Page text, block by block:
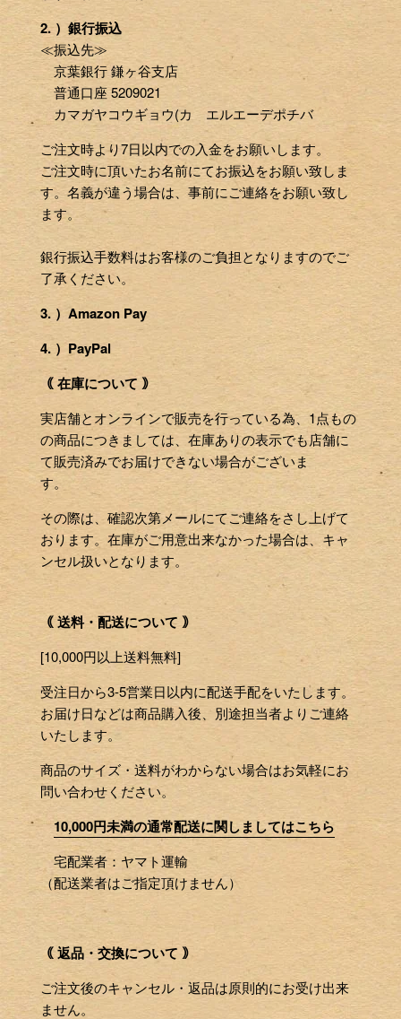
2. ）銀行振込
≪振込先≫
京葉銀行 鎌ヶ谷支店
普通口座 5209021
カマガヤコウギョウ(カ エルエーデポチバ
ご注文時より7日以内での入金をお願いします。
ご注文時に頂いたお名前にてお振込をお願い致しま
す。名義が違う場合は、事前にご連絡をお願い致し
ます。
銀行振込手数料はお客様のご負担となりますのでご
了承ください。
3. ）Amazon Pay
4. ）PayPal
｟ 在庫について ｠
実店舗とオンラインで販売を行っている為、1点もの
の商品につきましては、在庫ありの表示でも店舗に
て販売済みでお届けできない場合がございま
す。
その際は、確認次第メールにてご連絡をさし上げて
おります。在庫がご用意出来なかった場合は、キャ
ンセル扱いとなります。
｟ 送料・配送について ｠
[10,000円以上送料無料]
受注日から3-5営業日以内に配送手配をいたします。
お届け日などは商品購入後、別途担当者よりご連絡
いたします。
商品のサイズ・送料がわからない場合はお気軽にお
問い合わせください。
10,000円未満の通常配送に関しましてはこちら
宅配業者：ヤマト運輸
（配送業者はご指定頂けません）
｟ 返品・交換について ｠
ご注文後のキャンセル・返品は原則的にお受け出来
ません。